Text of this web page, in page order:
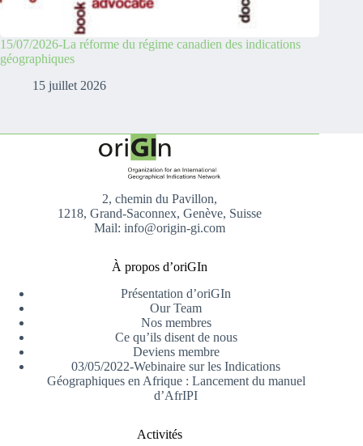
15/07/2026-La réforme du régime canadien des indications
géographiques
15 juillet 2026
2, chemin du Pavillon,
1218, Grand-Saconnex, Genève, Suisse
Mail: info@origin-gi.com
À propos d’oriGIn
Présentation d’oriGIn
Our Team
Nos membres
Ce qu’ils disent de nous
Deviens membre
03/05/2022-Webinaire sur les Indications
Géographiques en Afrique : Lancement du manuel
d’AfrIPI
Activités